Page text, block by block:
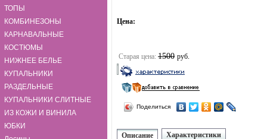
ТОПЫ
КОМБИНЕЗОНЫ
КАРНАВАЛЬНЫЕ
КОСТЮМЫ
НИЖНЕЕ БЕЛЬЕ
КУПАЛЬНИКИ
РАЗДЕЛЬНЫЕ
КУПАЛЬНИКИ СЛИТНЫЕ
ИЗ КОЖИ И ВИНИЛА
ЮБКИ
Цена:
Старая цена: 1500 руб.
Поделиться
Описание
Характеристики